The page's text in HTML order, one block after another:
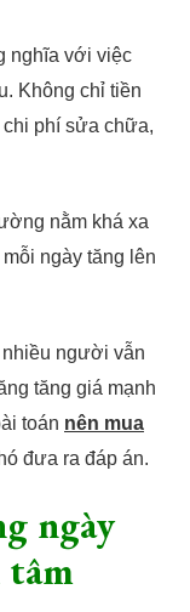
nghĩa với việc
Không chỉ tiền
phí sửa chữa,
nằm khá xa
ngày tăng lên
người vẫn
tăng giá mạnh
toán nên mua
đưa ra đáp án.
ngày
tâm